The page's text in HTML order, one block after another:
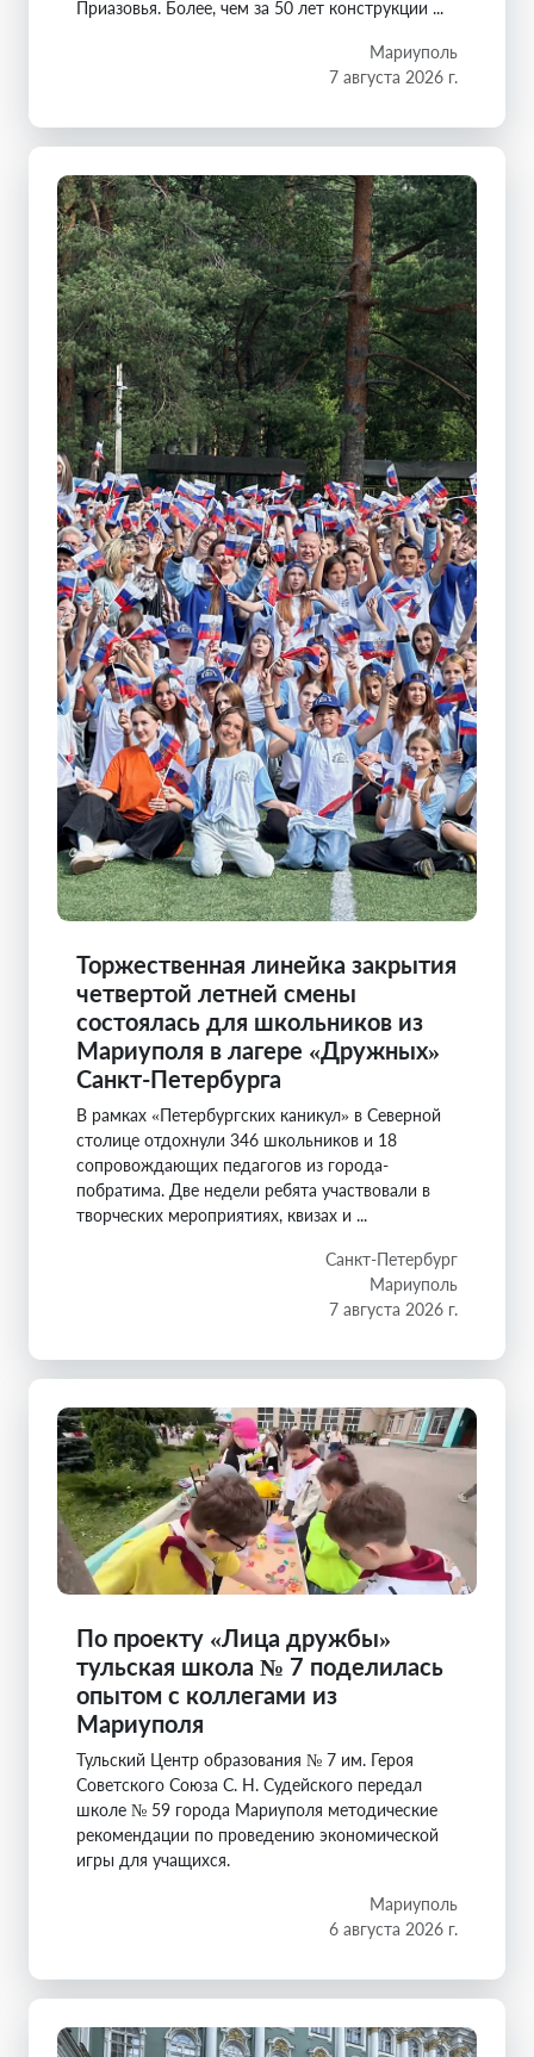
Приазовья. Более, чем за 50 лет конструкции ...
Мариуполь
7 августа 2026 г.
Торжественная линейка закрытия
четвертой летней смены
состоялась для школьников из
Мариуполя в лагере «Дружных»
Санкт-Петербурга
В рамках «Петербургских каникул» в Северной
столице отдохнули 346 школьников и 18
сопровождающих педагогов из города-
побратима. Две недели ребята участвовали в
творческих мероприятиях, квизах и ...
Санкт-Петербург
Мариуполь
7 августа 2026 г.
По проекту «Лица дружбы»
тульская школа № 7 поделилась
опытом с коллегами из
Мариуполя
Тульский Центр образования № 7 им. Героя
Советского Союза С. Н. Судейского передал
школе № 59 города Мариуполя методические
рекомендации по проведению экономической
игры для учащихся.
Мариуполь
6 августа 2026 г.